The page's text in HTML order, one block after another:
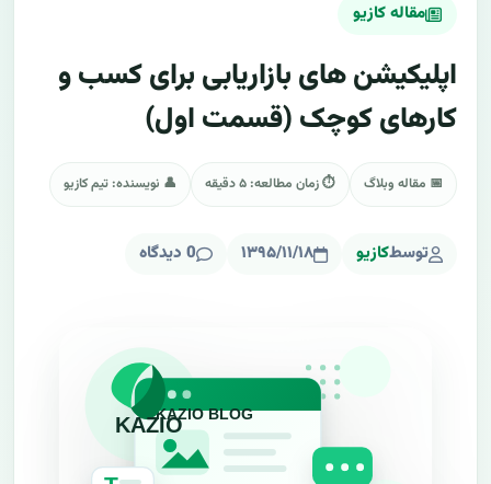
مقاله کازیو
اپلیکیشن های بازاریابی برای کسب و
کارهای کوچک (قسمت اول)
📅 مقاله وبلاگ ⏱ زمان مطالعه: ۵ دقیقه 👤 نویسنده: تیم کازیو
توسطکازیو ۱۳۹۵/۱۱/۱۸ 0 دیدگاه